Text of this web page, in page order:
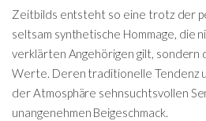
Zeitbilds entsteht so eine trotz der
seltsam synthetische Hommage, die
verklärten Angehörigen gilt, sondern
Werte. Deren traditionelle Tendenz
der Atmosphäre sehnsuchtsvollen
unangenehmen Beigeschmack.